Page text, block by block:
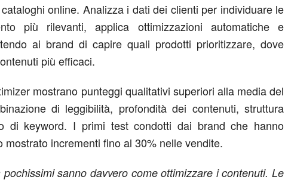
online. Analizza i dati dei clienti per individuare le
più rilevanti, applica ottimizzazioni automatiche e
ai brand di capire quali prodotti prioritizzare, dove
più efficaci.
mostrano punteggi qualitativi superiori alla media del
di leggibilità, profondità dei contenuti, struttura
di keyword. I primi test condotti dai brand che hanno
incrementi fino al 30% nelle vendite.
sanno davvero come ottimizzare i contenuti. Le